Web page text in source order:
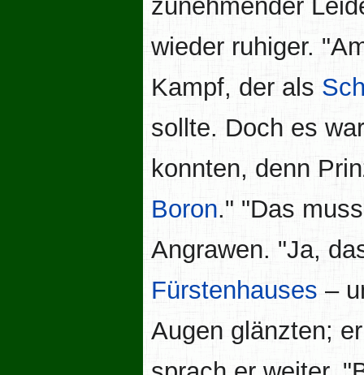
zunehmender
wieder ruhiger.
Kampf, der als
sollte. Doch es
konnten, denn
Boron." "Das
Angrawen. "Ja,
Fürstenhauses –
Augen glänzten;